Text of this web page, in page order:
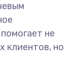
не
клиентов, но